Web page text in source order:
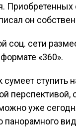
он
соц. сети
«360».
сумеет ступить
перспективой,
уже
панорамного